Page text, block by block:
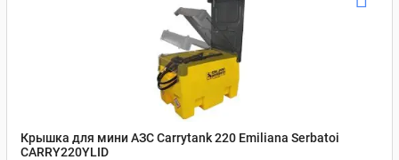
Крышка для мини АЗС Carrytank 220 Emiliana Serbatoi
CARRY220YLID